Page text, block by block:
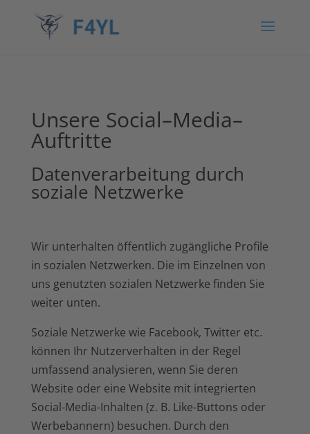
Unsere Social–Media–
Auftritte
Datenverarbeitung durch
soziale Netzwerke
Wir unterhalten öffentlich zugängliche Profile
in sozialen Netzwerken. Die im Einzelnen von
uns genutzten sozialen Netzwerke finden Sie
weiter unten.
Soziale Netzwerke wie Facebook, Twitter etc.
können Ihr Nutzerverhalten in der Regel
umfassend analysieren, wenn Sie deren
Website oder eine Website mit integrierten
Social-Media-Inhalten (z. B. Like-Buttons oder
Werbebannern) besuchen. Durch den